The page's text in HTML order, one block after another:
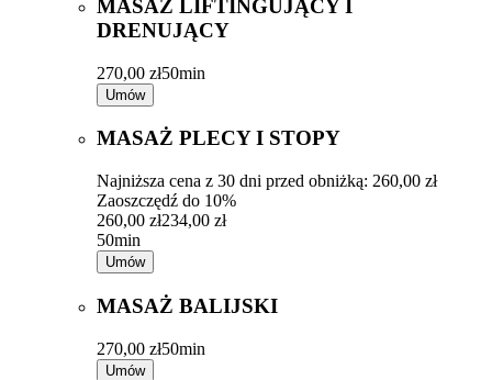
MASAŻ LIFTINGUJĄCY I
DRENUJĄCY
270,00 zł50min
Umów
MASAŻ PLECY I STOPY
Najniższa cena z 30 dni przed obniżką: 260,00 zł
Zaoszczędź do 10%
260,00 zł234,00 zł
50min
Umów
MASAŻ BALIJSKI
270,00 zł50min
Umów